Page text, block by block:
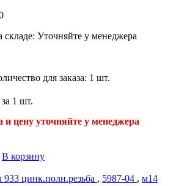
складе: Уточняйте у менеджера
для заказа: 1 шт.
1 шт.
и цену уточняйте у менеджера
В корзину
933 цинк.полн.резьба , 5987-04 , м14